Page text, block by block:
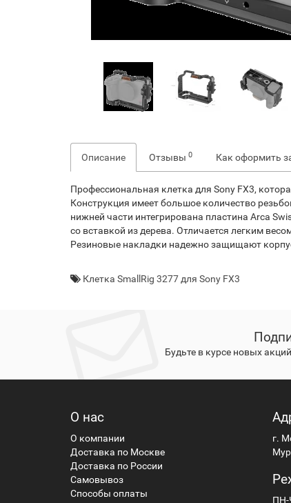
Описание Отзывы 0 Как оформить
Профессиональная клетка для Sony FX3,
Конструкция имеет большое количество
нижней части интегрирована пластина Arca
со вставкой из дерева. Отличается легким
Резиновые накладки надежно защищают
Клетка SmallRig 3277 для Sony FX3
Будьте в курсе новых
О нас
О компании
Доставка по Москве
Доставка по России
Самовывоз
Способы оплаты
г.
ПН-